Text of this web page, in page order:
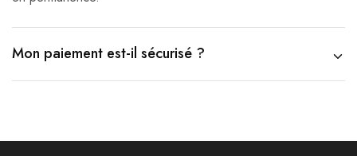
Mon paiement est-il sécurisé ?